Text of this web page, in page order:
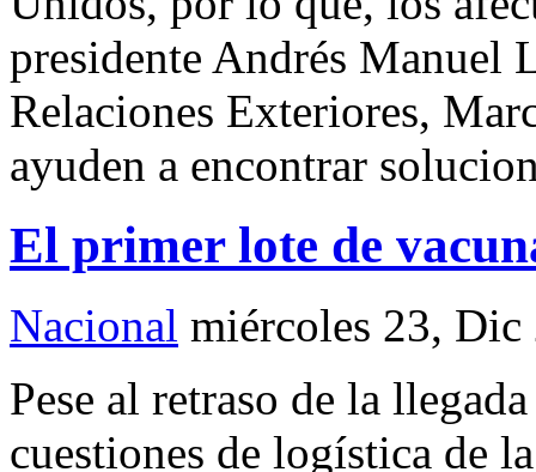
presidente Andrés Manuel
Relaciones Exteriores,
ayuden a encontrar
El primer lote de
Nacional miércoles 23, Dic
Pese al retraso de la
cuestiones de logística de